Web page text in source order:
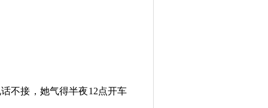
不接，她气得半夜12点开车